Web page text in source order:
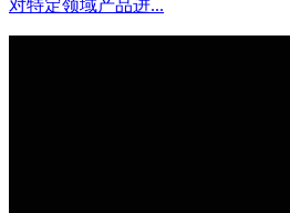
对特定领域产品进...